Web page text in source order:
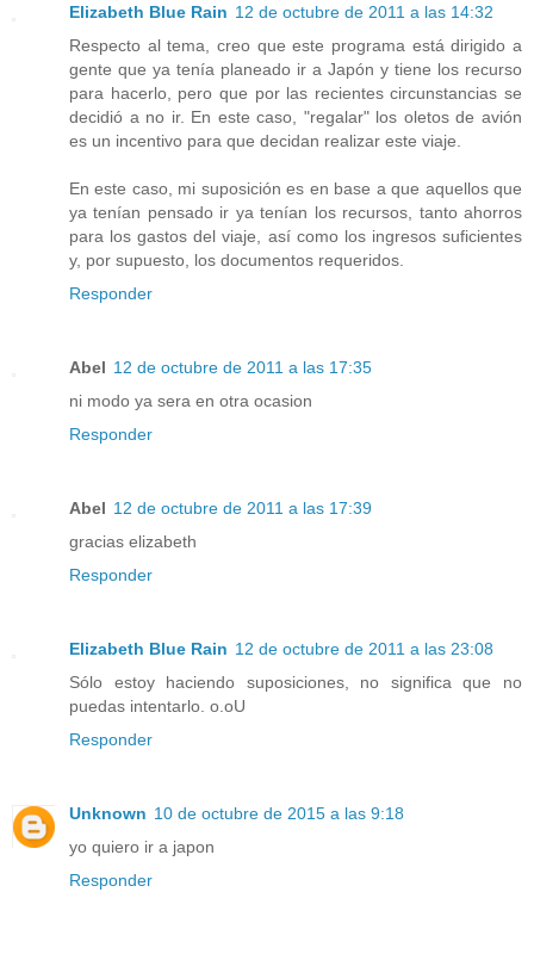
Elizabeth Blue Rain 12 de octubre de 2011 a las 14:32
Respecto al tema, creo que este programa está dirigido a
gente que ya tenía planeado ir a Japón y tiene los recurso
para hacerlo, pero que por las recientes circunstancias se
decidió a no ir. En este caso, "regalar" los oletos de avión
es un incentivo para que decidan realizar este viaje.
En este caso, mi suposición es en base a que aquellos que
ya tenían pensado ir ya tenían los recursos, tanto ahorros
para los gastos del viaje, así como los ingresos suficientes
y, por supuesto, los documentos requeridos.
Responder
Abel 12 de octubre de 2011 a las 17:35
ni modo ya sera en otra ocasion
Responder
Abel 12 de octubre de 2011 a las 17:39
gracias elizabeth
Responder
Elizabeth Blue Rain 12 de octubre de 2011 a las 23:08
Sólo estoy haciendo suposiciones, no significa que no
puedas intentarlo. o.oU
Responder
Unknown 10 de octubre de 2015 a las 9:18
yo quiero ir a japon
Responder